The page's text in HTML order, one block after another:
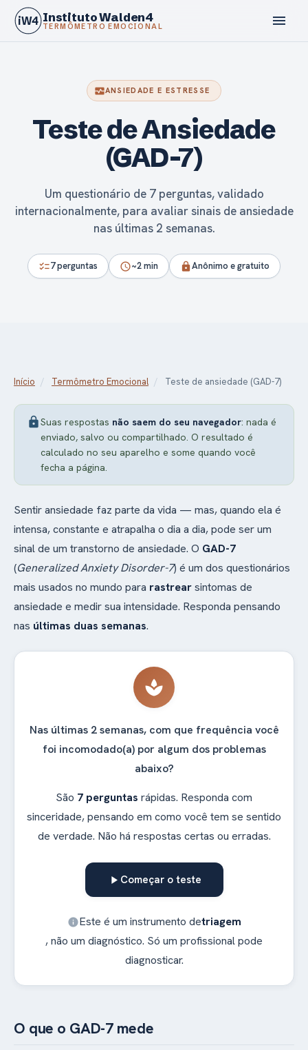
iW4 Instituto Walden4
TERMÔMETRO EMOCIONAL menu
calendar_today
monitor_heartANSIEDADE E ESTRESSE
Teste de Ansiedade
(GAD-7)
Um questionário de 7 perguntas, validado
internacionalmente, para avaliar sinais de ansiedade
nas últimas 2 semanas.
checklist7 perguntas schedule~2 min lockAnônimo e gratuito
Início / Termômetro Emocional / Teste de ansiedade (GAD-7)
lockSuas respostas não saem do seu navegador: nada é
enviado, salvo ou compartilhado. O resultado é
calculado no seu aparelho e some quando você
fecha a página.
Sentir ansiedade faz parte da vida — mas, quando ela é
intensa, constante e atrapalha o dia a dia, pode ser um
sinal de um transtorno de ansiedade. O GAD-7
(Generalized Anxiety Disorder-7) é um dos questionários
mais usados no mundo para rastrearsintomas de
ansiedade e medir sua intensidade. Responda pensando
nas últimas duas semanas.
spa
Nas últimas 2 semanas, com que frequência você
foi incomodado(a) por algum dos problemas
abaixo?
São 7 perguntas rápidas. Responda com
sinceridade, pensando em como você tem se sentido
de verdade. Não há respostas certas ou erradas.
play_arrow Começar o teste
infoEste é um instrumento detriagem
, não um diagnóstico. Só um profissional pode
diagnosticar.
O que o GAD-7 mede